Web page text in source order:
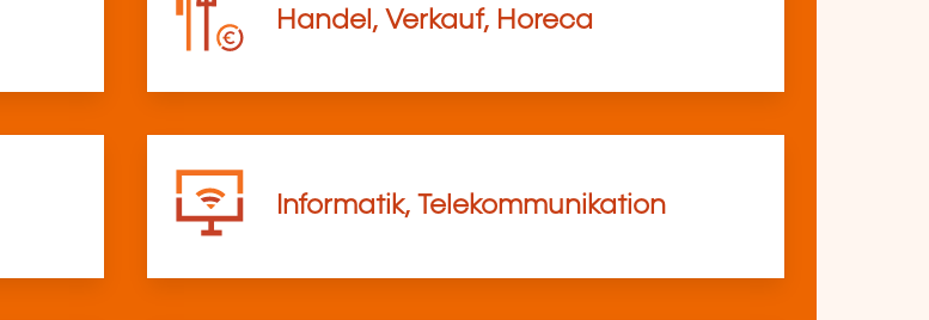
Handel, Verkauf, Horeca
Informatik, Telekommunikation